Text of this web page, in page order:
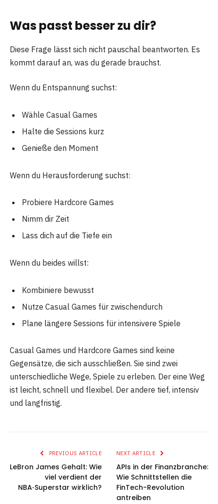
Was passt besser zu dir?
Diese Frage lässt sich nicht pauschal beantworten. Es
kommt darauf an, was du gerade brauchst.
Wenn du Entspannung suchst:
Wähle Casual Games
Halte die Sessions kurz
Genieße den Moment
Wenn du Herausforderung suchst:
Probiere Hardcore Games
Nimm dir Zeit
Lass dich auf die Tiefe ein
Wenn du beides willst:
Kombiniere bewusst
Nutze Casual Games für zwischendurch
Plane längere Sessions für intensivere Spiele
Casual Games und Hardcore Games sind keine
Gegensätze, die sich ausschließen. Sie sind zwei
unterschiedliche Wege, Spiele zu erleben. Der eine Weg
ist leicht, schnell und flexibel. Der andere tief, intensiv
und langfristig.
PREVIOUS ARTICLE
LeBron James Gehalt: Wie
viel verdient der
NBA‑Superstar wirklich?
NEXT ARTICLE
APIs in der Finanzbranche:
Wie Schnittstellen die
FinTech-Revolution
antreiben